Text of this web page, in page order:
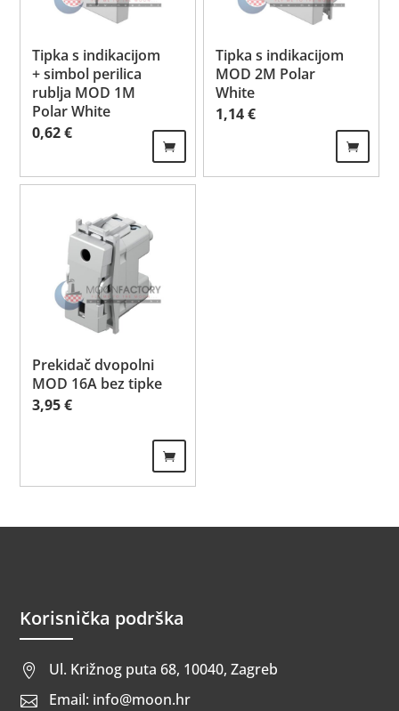
Tipka s indikacijom
+ simbol perilica
rublja MOD 1M
Polar White
0,62€
Tipka s indikacijom
MOD 2M Polar
White
1,14€
Prekidač dvopolni
MOD 16A bez tipke
3,95€
Korisnička podrška
 Ul. Križnog puta 68, 10040, Zagreb
 Email: info@moon.hr